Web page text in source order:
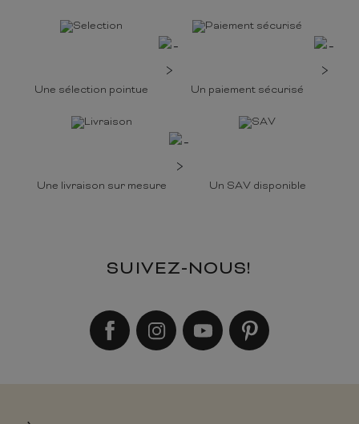
Une sélection pointue Un paiement sécurisé
Une livraison sur mesure Un SAV disponible
SUIVEZ-NOUS!